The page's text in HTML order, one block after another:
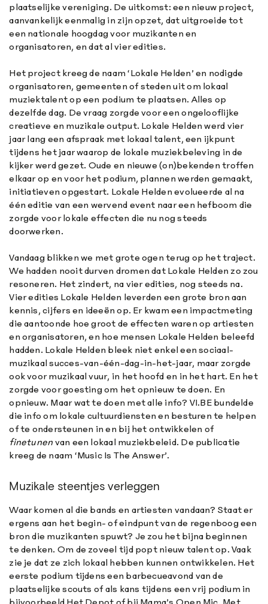
plaatselijke vereniging. De uitkomst: een nieuw project,
aanvankelijk eenmalig in zijn opzet, dat uitgroeide tot
een nationale hoogdag voor muzikanten en
organisatoren, en dat al vier edities.
Het project kreeg de naam ‘Lokale Helden’ en nodigde
organisatoren, gemeenten of steden uit om lokaal
muziektalent op een podium te plaatsen. Alles op
dezelfde dag. De vraag zorgde voor een ongelooflijke
creatieve en muzikale output. Lokale Helden werd vier
jaar lang een afspraak met lokaal talent, een ijkpunt
tijdens het jaar waarop de lokale muziekbeleving in de
kijker werd gezet. Oude en nieuwe (on)bekenden troffen
elkaar op en voor het podium, plannen werden gemaakt,
initiatieven opgestart. Lokale Helden evolueerde al na
één editie van een wervend event naar een hefboom die
zorgde voor lokale effecten die nu nog steeds
doorwerken.
Vandaag blikken we met grote ogen terug op het traject.
We hadden nooit durven dromen dat Lokale Helden zo zou
resoneren. Het zindert, na vier edities, nog steeds na.
Vier edities Lokale Helden leverden een grote bron aan
kennis, cijfers en ideeën op. Er kwam een impactmeting
die aantoonde hoe groot de effecten waren op artiesten
en organisatoren, en hoe mensen Lokale Helden beleefd
hadden. Lokale Helden bleek niet enkel een sociaal-
muzikaal succes-van-één-dag-in-het-jaar, maar zorgde
ook voor muzikaal vuur, in het hoofd en in het hart. En het
zorgde voor goesting om het opnieuw te doen. En
opnieuw. Maar wat te doen met alle info? VI.BE bundelde
die info om lokale cultuurdiensten en besturen te helpen
of te ondersteunen in en bij het ontwikkelen of
finetunen van een lokaal muziekbeleid. De publicatie
kreeg de naam ‘Music Is The Answer’.
Muzikale steentjes verleggen
Waar komen al die bands en artiesten vandaan? Staat er
ergens aan het begin- of eindpunt van de regenboog een
bron die muzikanten spuwt? Je zou het bijna beginnen
te denken. Om de zoveel tijd popt nieuw talent op. Vaak
zie je dat ze zich lokaal hebben kunnen ontwikkelen. Het
eerste podium tijdens een barbecueavond van de
plaatselijke scouts of als kans tijdens een vrij podium in